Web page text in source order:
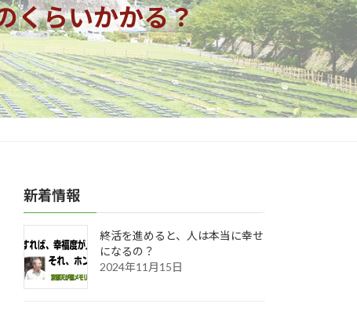
くらいかかる？
新着情報
終活を進めると、人は本当に幸せ
になるの？
2024年11月15日